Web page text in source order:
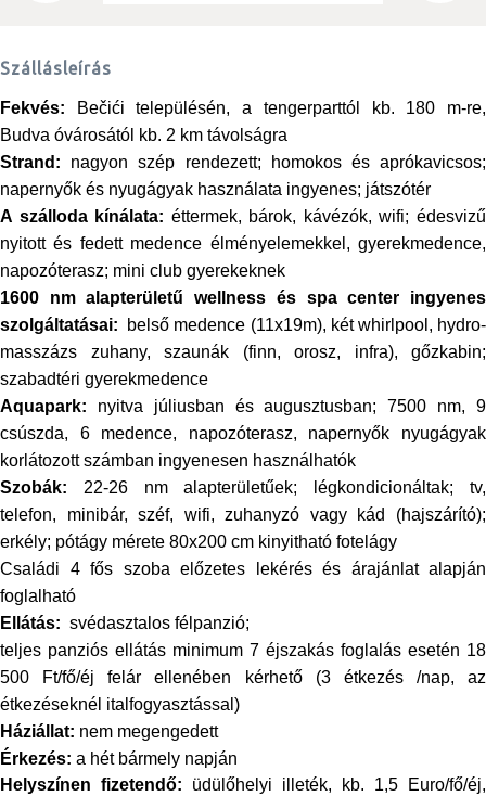
Szállásleírás
Fekvés: Bečići településén, a tengerparttól kb. 180 m-re,
Budva óvárosától kb. 2 km távolságra
Strand: nagyon szép rendezett; homokos és aprókavicsos;
napernyők és nyugágyak használata ingyenes; játszótér
A szálloda kínálata: éttermek, bárok, kávézók, wifi; édesvizű
nyitott és fedett medence élményelemekkel, gyerekmedence,
napozóterasz; mini club gyerekeknek
1600 nm alapterületű wellness és spa center ingyenes
szolgáltatásai: belső medence (11x19m), két whirlpool, hydro-
masszázs zuhany, szaunák (finn, orosz, infra), gőzkabin;
szabadtéri gyerekmedence
Aquapark: nyitva júliusban és augusztusban; 7500 nm, 9
csúszda, 6 medence, napozóterasz, napernyők nyugágyak
korlátozott számban ingyenesen használhatók
Szobák: 22-26 nm alapterületűek; légkondicionáltak; tv,
telefon, minibár, széf, wifi, zuhanyzó vagy kád (hajszárító);
erkély; pótágy mérete 80x200 cm kinyitható fotelágy
Családi 4 fős szoba előzetes lekérés és árajánlat alapján
foglalható
Ellátás: svédasztalos félpanzió;
teljes panziós ellátás minimum 7 éjszakás foglalás esetén 18
500 Ft/fő/éj felár ellenében kérhető
(3 étkezés /nap, az
étkezéseknél italfogyasztással)
Háziállat: nem megengedett
Érkezés: a hét bármely napján
Helyszínen fizetendő: üdülőhelyi illeték, kb. 1,5 Euro/fő/éj,